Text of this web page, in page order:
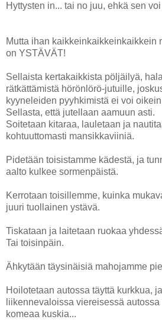
Hyttysten in... tai no juu, ehkä sen
Mutta ihan kaikkeinkaikkeinkaikkein
on YSTÄVÄT!
Sellaista kertakaikkista pöljäilyä,
rätkättämistä hörönlörö-jutuille,
kyyneleiden pyyhkimistä ei voi
Sellasta, että jutellaan aamuun asti.
Soitetaan kitaraa, lauletaan ja
kohtuuttomasti mansikkaviiniä.
Pidetään toisistamme kädestä, ja
aalto kulkee sormenpäistä.
Kerrotaan toisillemme, kuinka
juuri tuollainen ystävä.
Tiskataan ja laitetaan ruokaa
Tai toisinpäin.
Ähkytään täysinäisiä mahojamme
Hoilotetaan autossa täyttä kurkkua,
liikennevaloissa viereisessä
komeaa kuskia...